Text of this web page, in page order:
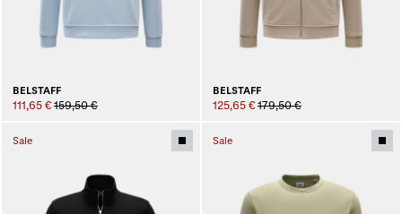
BELSTAFF
111,65 € 159,50 €
BELSTAFF
125,65 € 179,50 €
Sale Sale